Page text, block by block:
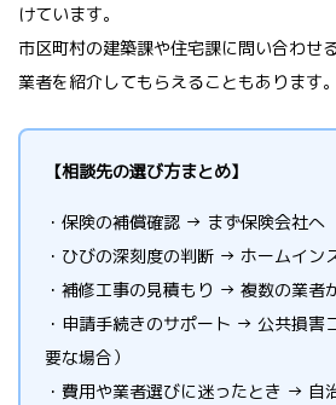
けています。
市区町村の建築課や住宅課に問い合わせ
業者を紹介してもらえることもあります。
【相談先の選び方まとめ】
・保険の補償確認 → まず保険会社へ
・ひびの深刻度の判断 → ホームイン
・補修工事の見積もり → 複数の業者
・申請手続きのサポート → 公共損害
要な場合）
・費用や業者選びに迷ったとき → 自